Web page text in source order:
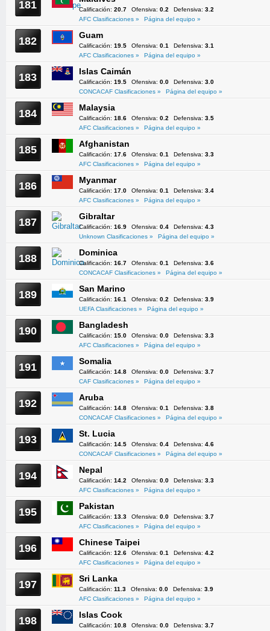
181 Calificación: 20.7 Ofensiva: 0.2 Defensiva: 3.2
AFC Clasificaciones »
Página del equipo »
182 Guam
Calificación: 19.5 Ofensiva: 0.1 Defensiva: 3.1
AFC Clasificaciones »
Página del equipo »
183 Islas Caimán
Calificación: 19.5 Ofensiva: 0.0 Defensiva: 3.0
CONCACAF Clasificaciones »
Página del equipo »
184 Malaysia
Calificación: 18.6 Ofensiva: 0.2 Defensiva: 3.5
AFC Clasificaciones »
Página del equipo »
185 Afghanistan
Calificación: 17.6 Ofensiva: 0.1 Defensiva: 3.3
AFC Clasificaciones »
Página del equipo »
186 Myanmar
Calificación: 17.0 Ofensiva: 0.1 Defensiva: 3.4
AFC Clasificaciones »
Página del equipo »
187 Gibraltar
Calificación: 16.9 Ofensiva: 0.4 Defensiva: 4.3
Unknown Clasificaciones »
Página del equipo »
188 Dominica
Calificación: 16.7 Ofensiva: 0.1 Defensiva: 3.6
CONCACAF Clasificaciones »
Página del equipo »
189 San Marino
Calificación: 16.1 Ofensiva: 0.2 Defensiva: 3.9
UEFA Clasificaciones »
Página del equipo »
190 Bangladesh
Calificación: 15.0 Ofensiva: 0.0 Defensiva: 3.3
AFC Clasificaciones »
Página del equipo »
191 Somalia
Calificación: 14.8 Ofensiva: 0.0 Defensiva: 3.7
CAF Clasificaciones »
Página del equipo »
192 Aruba
Calificación: 14.8 Ofensiva: 0.1 Defensiva: 3.8
CONCACAF Clasificaciones »
Página del equipo »
193 St. Lucia
Calificación: 14.5 Ofensiva: 0.4 Defensiva: 4.6
CONCACAF Clasificaciones »
Página del equipo »
194 Nepal
Calificación: 14.2 Ofensiva: 0.0 Defensiva: 3.3
AFC Clasificaciones »
Página del equipo »
195 Pakistan
Calificación: 13.3 Ofensiva: 0.0 Defensiva: 3.7
AFC Clasificaciones »
Página del equipo »
196 Chinese Taipei
Calificación: 12.6 Ofensiva: 0.1 Defensiva: 4.2
AFC Clasificaciones »
Página del equipo »
197 Sri Lanka
Calificación: 11.3 Ofensiva: 0.0 Defensiva: 3.9
AFC Clasificaciones »
Página del equipo »
198 Islas Cook
Calificación: 10.8 Ofensiva: 0.0 Defensiva: 3.7